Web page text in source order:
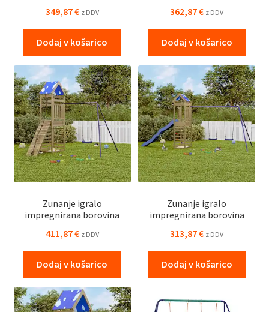
349,87€ z DDV
Dodaj v košarico
362,87€ z DDV
Dodaj v košarico
Zunanje igralo
impregnirana borovina
411,87€ z DDV
Dodaj v košarico
Zunanje igralo
impregnirana borovina
313,87€ z DDV
Dodaj v košarico